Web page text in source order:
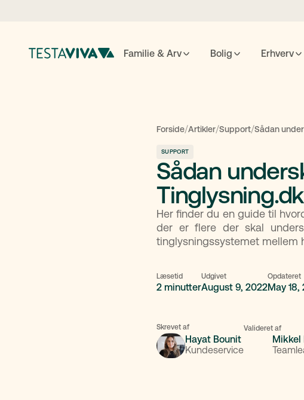
Familie & Arv Bolig Erhverv
Forside/Artikler/Support/Sådan
SUPPORT
Sådan
Tinglysning.dk
Her finder du en guide til
der er flere der skal
tinglysningssystemet mellem
Læsetid
2 minutter
Udgivet
August 9, 2022
Opdateret
May 18,
Skrevet af
Hayat Bounit
Kundeservice
Valideret af
Mikkel
Testamente
ESC luk ↵ søg